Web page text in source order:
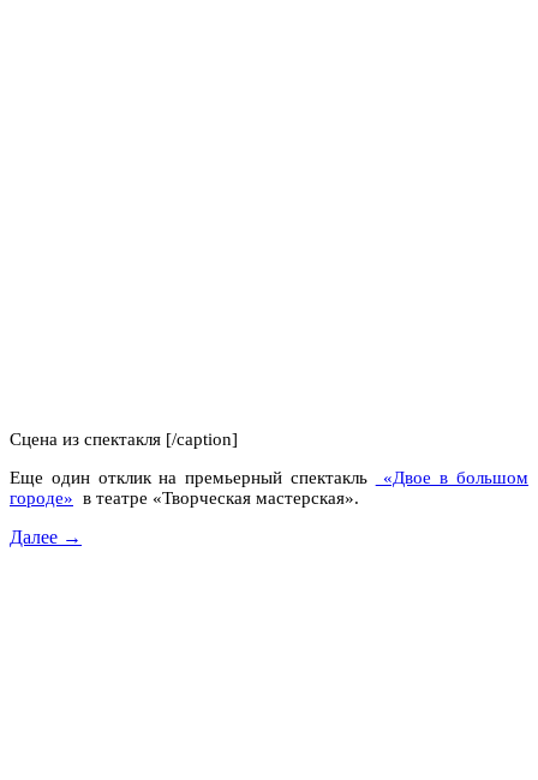
Сцена из спектакля [/caption]
Еще один отклик на премьерный спектакль
«Двое в большом
городе» в театре «Творческая мастерская».
Далее →